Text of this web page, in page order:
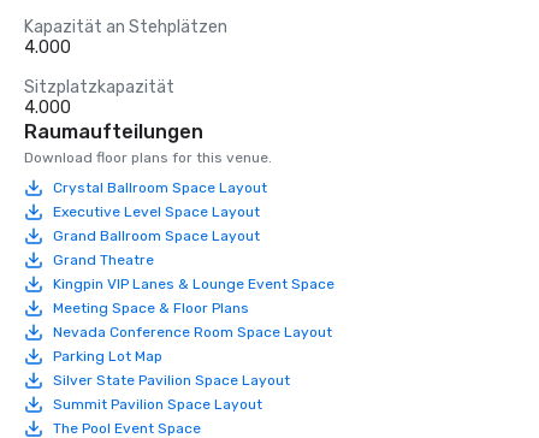
Kapazität an Stehplätzen
4.000
Sitzplatzkapazität
4.000
Raumaufteilungen
Download floor plans for this venue.
Crystal Ballroom Space Layout
Executive Level Space Layout
Grand Ballroom Space Layout
Grand Theatre
Kingpin VIP Lanes & Lounge Event Space
Meeting Space & Floor Plans
Nevada Conference Room Space Layout
Parking Lot Map
Silver State Pavilion Space Layout
Summit Pavilion Space Layout
The Pool Event Space